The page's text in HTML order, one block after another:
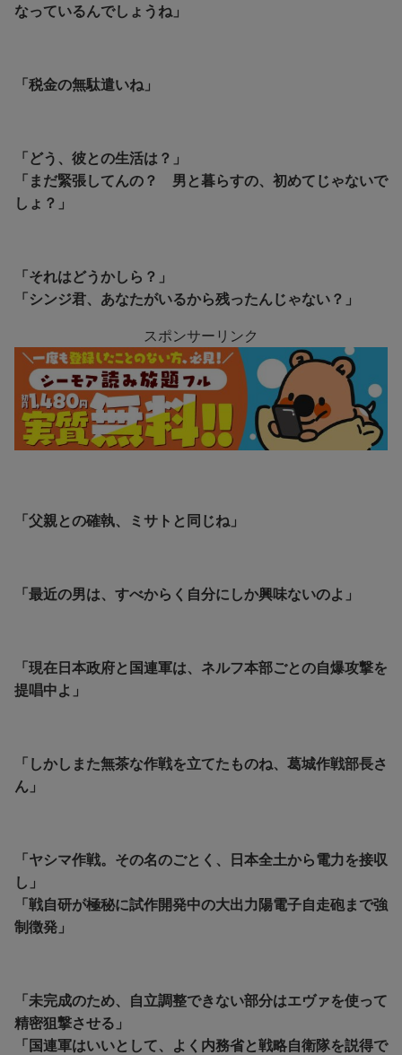
なっているんでしょうね」
「税金の無駄遣いね」
「どう、彼との生活は？」
「まだ緊張してんの？ 男と暮らすの、初めてじゃないで
しょ？」
「それはどうかしら？」
「シンジ君、あなたがいるから残ったんじゃない？」
スポンサーリンク
「父親との確執、ミサトと同じね」
「最近の男は、すべからく自分にしか興味ないのよ」
「現在日本政府と国連軍は、ネルフ本部ごとの自爆攻撃を
提唱中よ」
「しかしまた無茶な作戦を立てたものね、葛城作戦部長さ
ん」
「ヤシマ作戦。その名のごとく、日本全土から電力を接収
し」
「戦自研が極秘に試作開発中の大出力陽電子自走砲まで強
制徴発」
「未完成のため、自立調整できない部分はエヴァを使って
精密狙撃させる」
「国連軍はいいとして、よく内務省と戦略自衛隊を説得で